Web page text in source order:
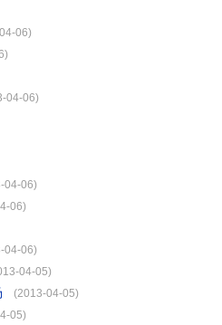
06)
04-06)
04-06)
06)
04-06)
04-05)
(2013-04-05)
05)